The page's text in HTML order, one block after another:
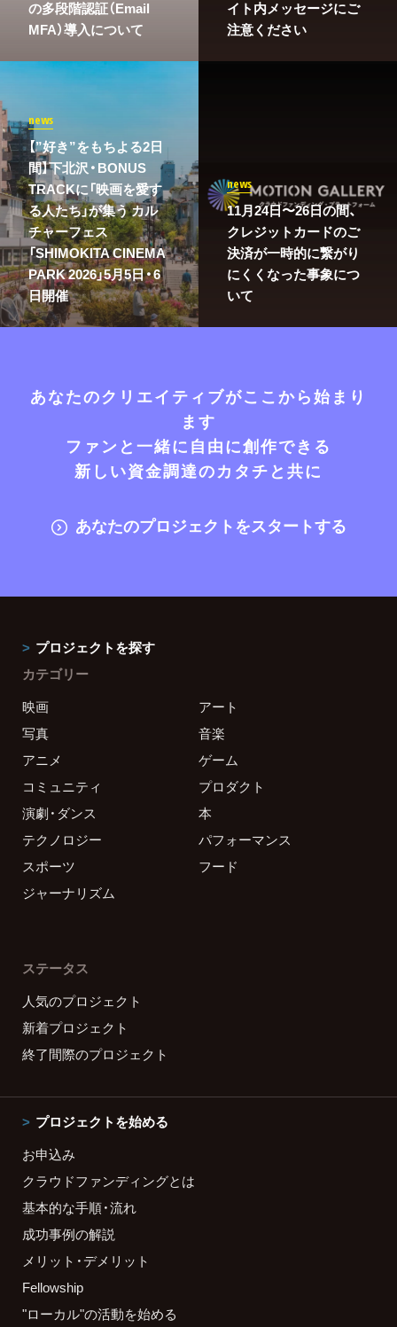
の多段階認証（Email
MFA）導入について
イト内メッセージにご
注意ください
news
【”好き”をもちよる2日
間】下北沢・BONUS
TRACKに「映画を愛す
る人たち」が集う カル
チャーフェス
「SHIMOKITA CINEMA
PARK 2026」5月5日・6
日開催
news
11月24日〜26日の間、
クレジットカードのご
決済が一時的に繋がり
にくくなった事象につ
いて
あなたのクリエイティブがここから始まり
ます
ファンと一緒に自由に創作できる
新しい資金調達のカタチと共に
あなたのプロジェクトをスタートする
プロジェクトを探す
カテゴリー
映画
アート
写真
音楽
アニメ
ゲーム
コミュニティ
プロダクト
演劇・ダンス
本
テクノロジー
パフォーマンス
スポーツ
フード
ジャーナリズム
ステータス
人気のプロジェクト
新着プロジェクト
終了間際のプロジェクト
プロジェクトを始める
お申込み
クラウドファンディングとは
基本的な手順・流れ
成功事例の解説
メリット・デメリット
Fellowship
"ローカル"の活動を始める